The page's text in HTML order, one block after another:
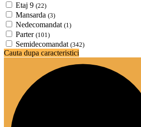
Etaj 9 (22)
Mansarda (3)
Nedecomandat (1)
Parter (101)
Semidecomandat (342)
Cauta dupa caracteristici